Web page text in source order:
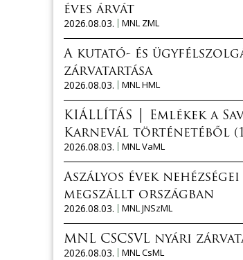
éves árvát
2026.08.03.
MNL ZML
A kutató- és
zárvatartása
2026.08.03.
MNL HML
KIÁLLÍTÁS │ Emlékek a
Karnevál történetéből
2026.08.03.
MNL VaML
Aszályos évek nehézségei
megszállt országban
2026.08.03.
MNL JNSzML
MNL CSCSVL nyári
2026.08.03.
MNL CsML